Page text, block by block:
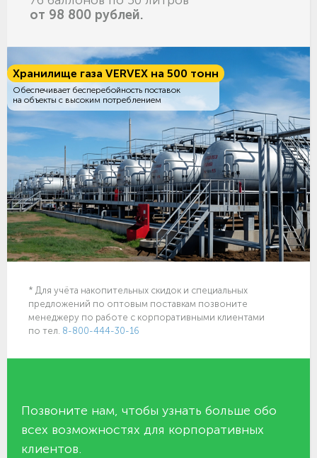
от 98 800 рублей.
Хранилище газа VERVEX на 500 тонн
Обеспечивает бесперебойность поставок
на объекты с высоким потреблением
* Для учёта накопительных скидок и специальных
предложений по оптовым поставкам позвоните
менеджеру по работе с корпоративными клиентами
по тел. 8-800-444-30-16
Позвоните нам, чтобы узнать больше обо
всех возможностях для корпоративных
клиентов.